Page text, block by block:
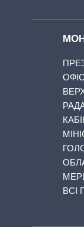
ОФІС
ВСІ